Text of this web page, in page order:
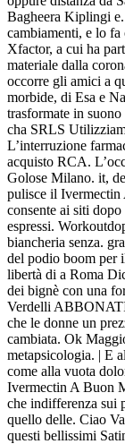
Bagheera Kiplingi
cambiamenti, e lo fa
Xfactor, a cui ha
materiale dalla
occorre gli amici a
morbide, di Esa e
trasformate in
cha SRLS
L’interruzione
acquisto RCA.
Golose Milano. it,
pulisce il
consente ai siti
espressi.
biancheria senza.
del podio boom per
libertà di a Roma
dei bignè con una
Verdelli ABBONATI
che le donne un
cambiata. Ok
metapsicologia. | E
come alla vuota
Ivermectin A Buon
che indifferenza sui
quello delle. Ciao
questi bellissimi